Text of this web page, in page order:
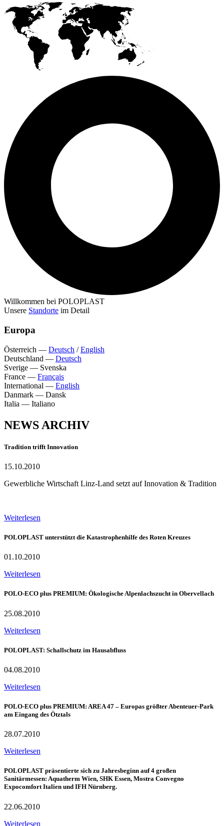
Willkommen bei POLOPLAST
Unsere Standorte im Detail
Europa
Österreich — Deutsch /English
Deutschland — Deutsch
Sverige — Svenska
France — Français
International — English
Danmark — Dansk
Italia — Italiano
NEWS ARCHIV
Tradition trifft Innovation
15.10.2010
Gewerbliche Wirtschaft Linz-Land setzt auf Innovation & Tradition
Weiterlesen
POLOPLAST unterstützt die Katastrophenhilfe des Roten Kreuzes
01.10.2010
Weiterlesen
POLO-ECO plus PREMIUM: Ökologische Alpenlachszucht in Obervellach
25.08.2010
Weiterlesen
POLOPLAST: Schallschutz im Hausabfluss
04.08.2010
Weiterlesen
POLO-ECO plus PREMIUM: AREA 47 – Europas größter Abenteuer-Park
am Eingang des Ötztals
28.07.2010
Weiterlesen
POLOPLAST präsentierte sich zu Jahresbeginn auf 4 großen
Sanitärmessen: Aquatherm Wien, SHK Essen, Mostra Convegno
Expocomfort Italien und IFH Nürnberg.
22.06.2010
Weiterlesen